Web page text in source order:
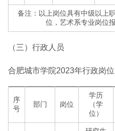
备注：以上岗位具有中级以上
位，艺术系专业岗位
（三）行政人员
合肥城市学院2023年行政岗位
序
号
部门 岗位
学历
（学
位）